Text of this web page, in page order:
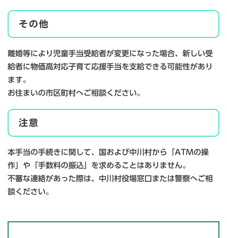
その他
離婚等により児童手当受給者が変更になった場合、新しい受
給者に物価高対応子育て応援手当を支給できる可能性があり
ます。
お住まいの市区町村へご相談ください。
注意
本手当の手続きに関して、国および中川村から「ATMの操
作」や「手数料の振込」を求めることはありません。
不審な連絡があった際は、中川村役場窓口または警察へご相
談ください。